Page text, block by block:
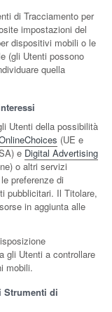
di Tracciamento per
impostazioni del
dispositivi mobili o le
(gli Utenti possono
quella
Utenti della possibilità
(UE e
e Digital Advertising
o altri servizi
preferenze di
pubblicitari. Il Titolare,
in aggiunta alle
gli Utenti a controllare
mobili.
Strumenti di